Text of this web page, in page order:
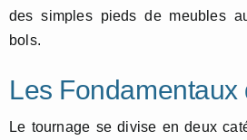
des simples pieds de meubles
bols.
Les Fondamentaux
Le tournage se divise en deux